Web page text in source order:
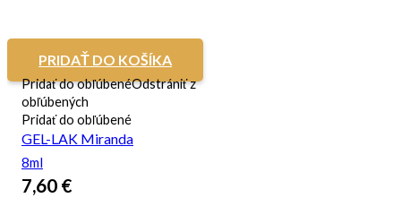
PRIDAŤ DO KOŠÍKA
Pridať do obľúbenéOdstrániť z
obľúbených
Pridať do obľúbené
GEL-LAK Miranda
8ml
7,60 €